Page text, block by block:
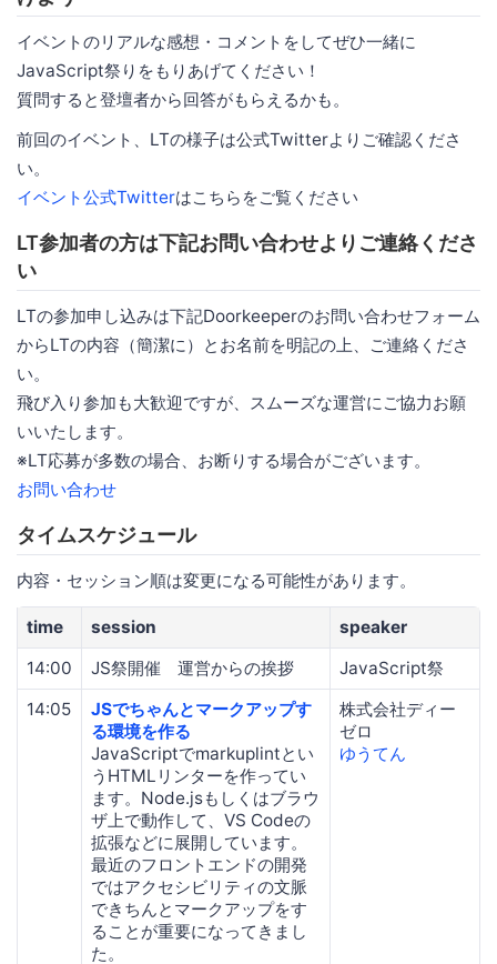
イベントのリアルな感想・コメントをしてぜひ一緒に
JavaScript祭りをもりあげてください！
質問すると登壇者から回答がもらえるかも。
前回のイベント、LTの様子は公式Twitterよりご確認くださ
い。
イベント公式Twitterはこちらをご覧ください
LT参加者の方は下記お問い合わせよりご連絡くださ
い
LTの参加申し込みは下記Doorkeeperのお問い合わせフォーム
からLTの内容（簡潔に）とお名前を明記の上、ご連絡くださ
い。
飛び入り参加も大歓迎ですが、スムーズな運営にご協力お願
いいたします。
※LT応募が多数の場合、お断りする場合がございます。
お問い合わせ
タイムスケジュール
内容・セッション順は変更になる可能性があります。
time session
speaker
14:00
JS祭開催 運営からの挨拶
JavaScript祭
14:05
JSでちゃんとマークアップす
る環境を作る
JavaScriptでmarkuplintとい
うHTMLリンターを作ってい
ます。Node.jsもしくはブラウ
ザ上で動作して、VS Codeの
拡張などに展開しています。
最近のフロントエンドの開発
ではアクセシビリティの文脈
できちんとマークアップをす
ることが重要になってきまし
た。
株式会社ディー
ゼロ
ゆうてん